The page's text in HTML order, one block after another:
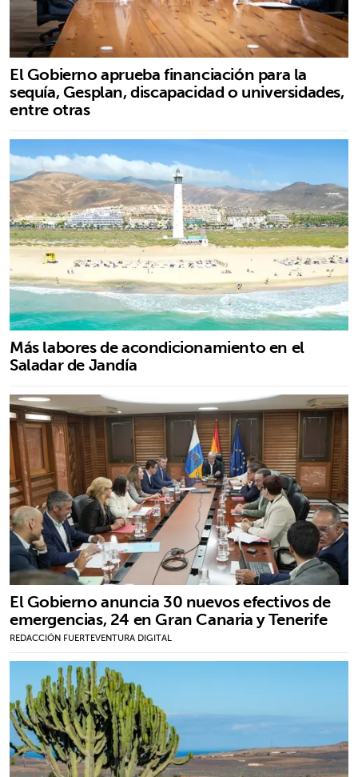
El Gobierno aprueba financiación para la
sequía, Gesplan, discapacidad o universidades,
entre otras
Más labores de acondicionamiento en el
Saladar de Jandía
El Gobierno anuncia 30 nuevos efectivos de
emergencias, 24 en Gran Canaria y Tenerife
REDACCIÓN FUERTEVENTURA DIGITAL